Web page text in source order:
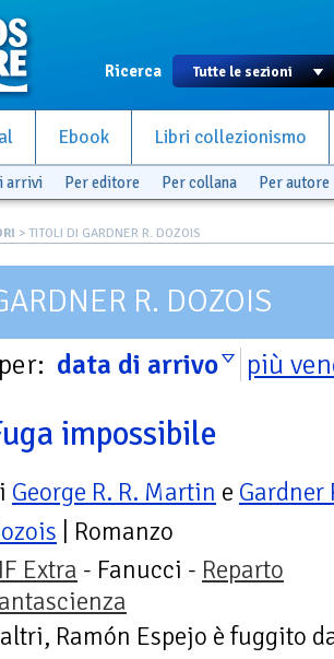
Ricerca
Ebook Libri collezionismo
arrivi Per editore Per collana Per autore
> TITOLI DI GARDNER R. DOZOIS
R. DOZOIS
data di arrivo più
impossibile
George R. R. Martin e Gardner
| Romanzo
Extra - Fanucci - Reparto
Ramón Espejo è fuggito